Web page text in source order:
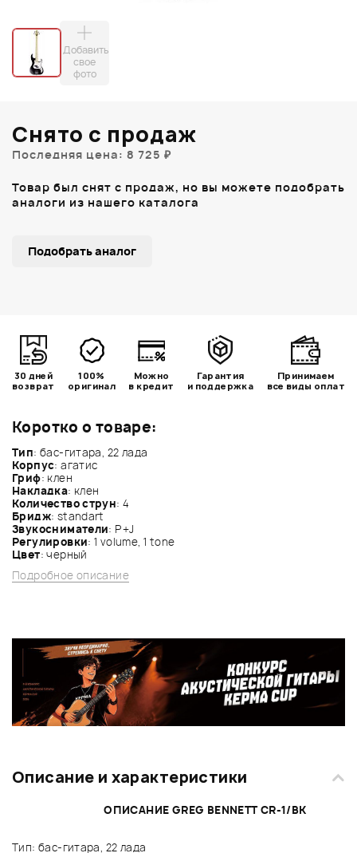
Добавить
свое
фото
Коротко о товаре:
Тип: бас-гитара, 22 лада
Корпус: агатис
Гриф: клен
Накладка: клен
Количество струн: 4
Бридж: standart
Звукосниматели: P+J
Регулировки: 1 volume, 1 tone
Цвет: черный
Подробное описание
Снято с продаж
Последняя цена: 8 725 ₽
Товар был снят с продаж, но вы можете подобрать
аналоги из нашего каталога
Подобрать аналог
30 дней
возврат
100%
оригинал
Можно
в кредит
Гарантия
и поддержка
Принимаем
все виды оплат
Описание и характеристики
ОПИСАНИЕ GREG BENNETT CR-1/BK
Тип: бас-гитара, 22 лада